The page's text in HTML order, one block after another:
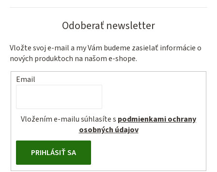
Odoberať newsletter
Vložte svoj e-mail a my Vám budeme zasielať informácie o
nových produktoch na našom e-shope.
Email
Vložením e-mailu súhlasíte s podmienkami ochrany
osobných údajov
PRIHLÁSIŤ SA